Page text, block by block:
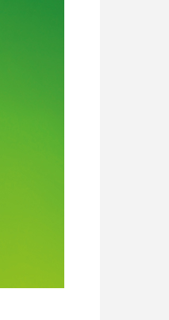
estos son los errores que